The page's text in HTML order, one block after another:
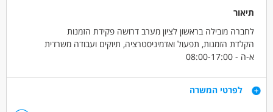
תיאור
לחברה מובילה בראשון לציון מערב דרושה פקידת הזמנות
הקלדת הזמנות, תפעול ואדמיניסטרציה, תיוקים ועבודה משרדית
א-ה - 08:00-17:00
קליטה ישירה לחברה טובה עם סביבה נעימה
דרישות
לפרטי המשרה